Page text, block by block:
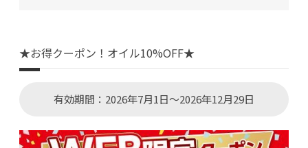
★お得クーポン！オイル10%OFF★
有効期間：2026年7月1日～2026年12月29日